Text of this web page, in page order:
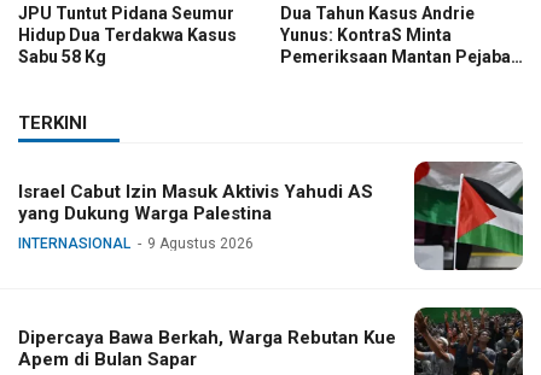
JPU Tuntut Pidana Seumur
Hidup Dua Terdakwa Kasus
Sabu 58 Kg
Dua Tahun Kasus Andrie
Yunus: KontraS Minta
Pemeriksaan Mantan Pejabat
TERKINI
Israel Cabut Izin Masuk Aktivis Yahudi AS
yang Dukung Warga Palestina
INTERNASIONAL 9 Agustus 2026
Dipercaya Bawa Berkah, Warga Rebutan Kue
Apem di Bulan Sapar